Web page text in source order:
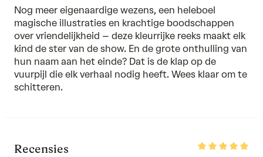
Nog meer eigenaardige wezens, een heleboel
magische illustraties en krachtige boodschappen
over vriendelijkheid – deze kleurrijke reeks maakt elk
kind de ster van de show. En de grote onthulling van
hun naam aan het einde? Dat is de klap op de
vuurpijl die elk verhaal nodig heeft. Wees klaar om te
schitteren.
Recensies
Rated